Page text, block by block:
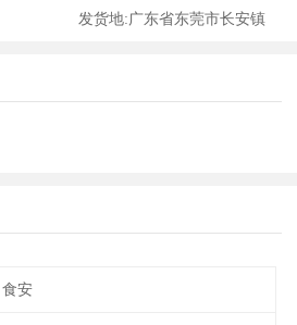
发货地:广东省东莞市长安镇
食安